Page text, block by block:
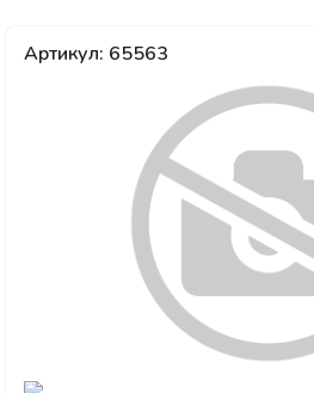
Артикул: 65563